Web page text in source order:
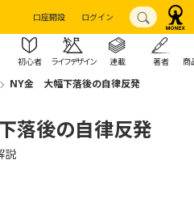
口座開設 ログイン
初心者 ライフデザイン 連載 著者 商
NY金 大幅下落後の自律反発
落後の自律反発
説